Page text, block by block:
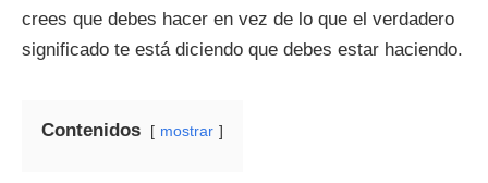
crees que debes hacer en vez de lo que el verdadero
significado te está diciendo que debes estar haciendo.
Contenidos mostrar